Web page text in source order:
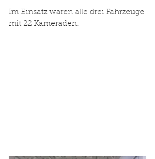
Im Einsatz waren alle drei Fahrzeuge
mit 22 Kameraden.